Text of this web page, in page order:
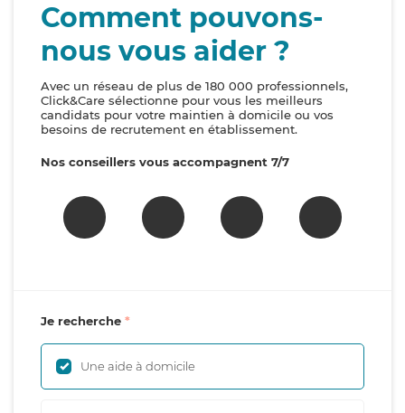
Comment pouvons-
nous vous aider ?
Avec un réseau de plus de 180 000 professionnels,
Click&Care sélectionne pour vous les meilleurs
candidats pour votre maintien à domicile ou vos
besoins de recrutement en établissement.
Nos conseillers vous accompagnent 7/7
Je recherche
Une aide à domicile